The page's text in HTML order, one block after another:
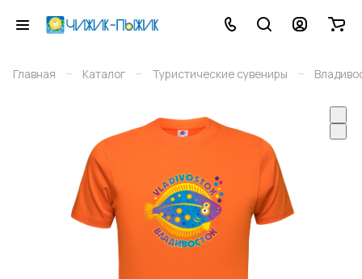
Главная – Каталог – Туристические сувениры –